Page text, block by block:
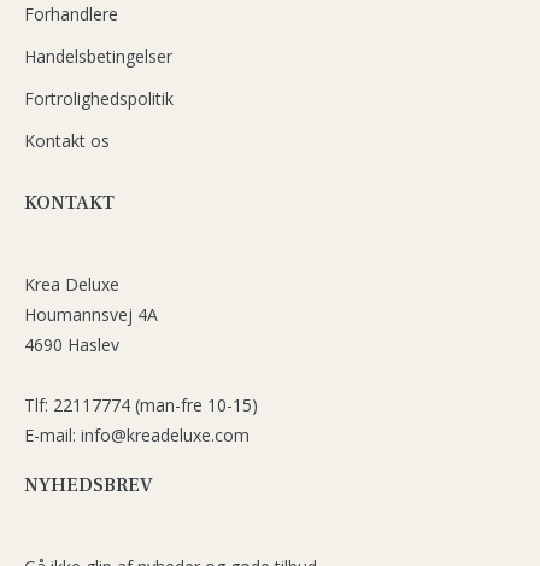
Forhandlere
Handelsbetingelser
Fortrolighedspolitik
Kontakt os
KONTAKT
Krea Deluxe
Houmannsvej 4A
4690 Haslev
Tlf: 22117774 (man-fre 10-15)
E-mail: info@kreadeluxe.com
NYHEDSBREV